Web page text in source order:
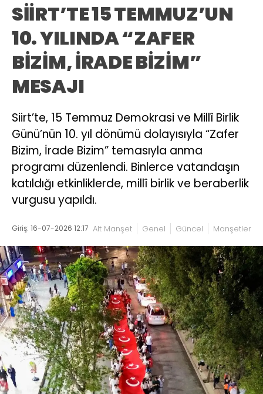
SİİRT’TE 15 TEMMUZ’UN
10. YILINDA “ZAFER
BİZİM, İRADE BİZİM”
MESAJI
Siirt’te, 15 Temmuz Demokrasi ve Millî Birlik
Günü’nün 10. yıl dönümü dolayısıyla “Zafer
Bizim, İrade Bizim” temasıyla anma
programı düzenlendi. Binlerce vatandaşın
katıldığı etkinliklerde, millî birlik ve beraberlik
vurgusu yapıldı.
Giriş: 16-07-2026 12:17 Alt Manşet Genel Güncel Manşetler